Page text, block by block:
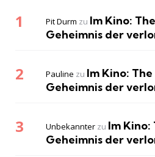
Pit Durm zu Im Kino:
Geheimnis der
Pauline zu Im Kino:
Geheimnis der
Unbekannter zu Im Kino:
Geheimnis der